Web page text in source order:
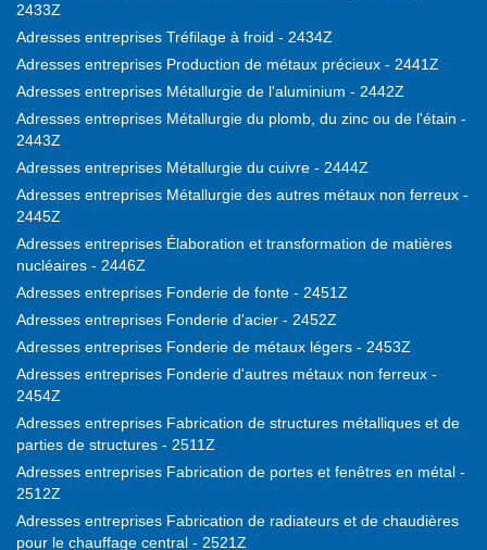
2433Z
Adresses entreprises Tréfilage à froid - 2434Z
Adresses entreprises Production de métaux précieux - 2441Z
Adresses entreprises Métallurgie de l'aluminium - 2442Z
Adresses entreprises Métallurgie du plomb, du zinc ou de l'étain -
2443Z
Adresses entreprises Métallurgie du cuivre - 2444Z
Adresses entreprises Métallurgie des autres métaux non ferreux -
2445Z
Adresses entreprises Élaboration et transformation de matières
nucléaires - 2446Z
Adresses entreprises Fonderie de fonte - 2451Z
Adresses entreprises Fonderie d'acier - 2452Z
Adresses entreprises Fonderie de métaux légers - 2453Z
Adresses entreprises Fonderie d'autres métaux non ferreux -
2454Z
Adresses entreprises Fabrication de structures métalliques et de
parties de structures - 2511Z
Adresses entreprises Fabrication de portes et fenêtres en métal -
2512Z
Adresses entreprises Fabrication de radiateurs et de chaudières
pour le chauffage central - 2521Z